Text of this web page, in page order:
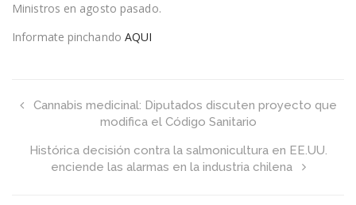
Ministros en agosto pasado.
Informate pinchando AQUI
Cannabis medicinal: Diputados discuten proyecto que
modifica el Código Sanitario
Histórica decisión contra la salmonicultura en EE.UU.
enciende las alarmas en la industria chilena